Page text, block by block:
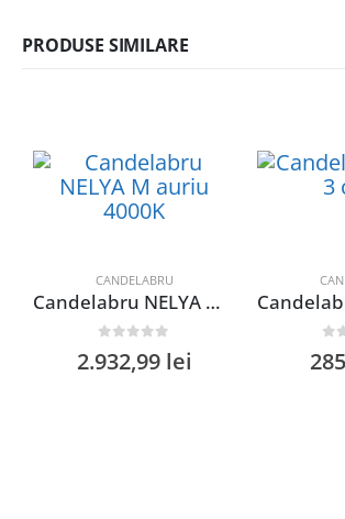
PRODUSE SIMILARE
CANDELABRU
Candelabru NELYA M auriu 4000K
2.932,99 lei